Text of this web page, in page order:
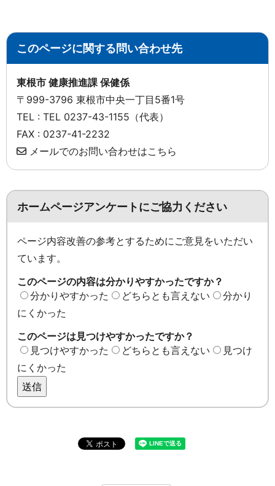
このページに関する問い合わせ先
東根市 健康推進課 保健係
〒999-3796 東根市中央一丁目5番1号
TEL : TEL 0237-43-1155（代表）
FAX : 0237-41-2232
メールでのお問い合わせはこちら
ホームページアンケートにご協力ください
ページ内容改善の参考とするためにご意見をいただい
ています。
このページの内容は分かりやすかったですか？
分かりやすかった
どちらとも言えない
分かり
にくかった
このページは見つけやすかったですか？
見つけやすかった
どちらとも言えない
見つけ
にくかった
送信